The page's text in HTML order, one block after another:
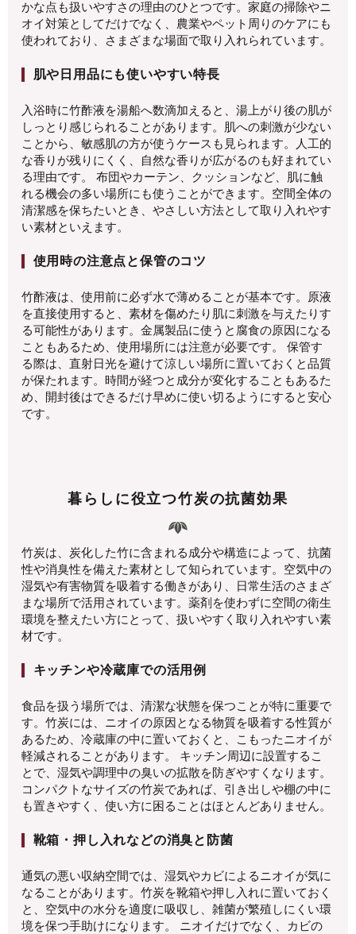
かな点も扱いやすさの理由のひとつです。家庭の掃除やニ
オイ対策としてだけでなく、農業やペット周りのケアにも
使われており、さまざまな場面で取り入れられています。
肌や日用品にも使いやすい特長
入浴時に竹酢液を湯船へ数滴加えると、湯上がり後の肌が
しっとり感じられることがあります。肌への刺激が少ない
ことから、敏感肌の方が使うケースも見られます。人工的
な香りが残りにくく、自然な香りが広がるのも好まれてい
る理由です。 布団やカーテン、クッションなど、肌に触
れる機会の多い場所にも使うことができます。空間全体の
清潔感を保ちたいとき、やさしい方法として取り入れやす
い素材といえます。
使用時の注意点と保管のコツ
竹酢液は、使用前に必ず水で薄めることが基本です。原液
を直接使用すると、素材を傷めたり肌に刺激を与えたりす
る可能性があります。金属製品に使うと腐食の原因になる
こともあるため、使用場所には注意が必要です。 保管す
る際は、直射日光を避けて涼しい場所に置いておくと品質
が保たれます。時間が経つと成分が変化することもあるた
め、開封後はできるだけ早めに使い切るようにすると安心
です。
暮らしに役立つ竹炭の抗菌効果
竹炭は、炭化した竹に含まれる成分や構造によって、抗菌
性や消臭性を備えた素材として知られています。空気中の
湿気や有害物質を吸着する働きがあり、日常生活のさまざ
まな場所で活用されています。薬剤を使わずに空間の衛生
環境を整えたい方にとって、扱いやすく取り入れやすい素
材です。
キッチンや冷蔵庫での活用例
食品を扱う場所では、清潔な状態を保つことが特に重要で
す。竹炭には、ニオイの原因となる物質を吸着する性質が
あるため、冷蔵庫の中に置いておくと、こもったニオイが
軽減されることがあります。 キッチン周辺に設置するこ
とで、湿気や調理中の臭いの拡散を防ぎやすくなります。
コンパクトなサイズの竹炭であれば、引き出しや棚の中に
も置きやすく、使い方に困ることはほとんどありません。
靴箱・押し入れなどの消臭と防菌
通気の悪い収納空間では、湿気やカビによるニオイが気に
なることがあります。竹炭を靴箱や押し入れに置いておく
と、空気中の水分を適度に吸収し、雑菌が繁殖しにくい環
境を保つ手助けになります。 ニオイだけでなく、カビの